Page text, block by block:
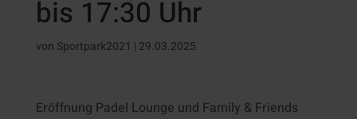
bis 17:30 Uhr
von Sportpark2021 | 29.03.2025
Eröffnung Padel Lounge und Family & Friends